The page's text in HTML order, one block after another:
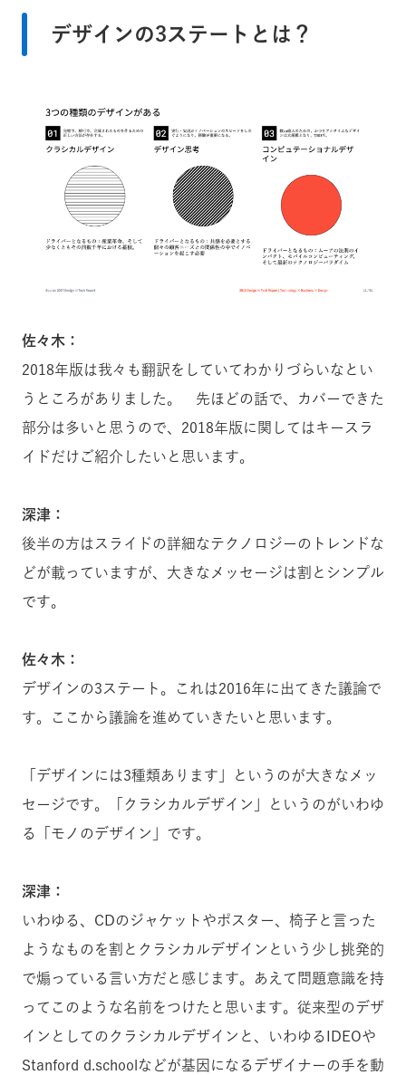
デザインの3ステートとは？
佐々木：
2018年版は我々も翻訳をしていてわかりづらいなとい
うところがありました。 先ほどの話で、カバーできた
部分は多いと思うので、2018年版に関してはキースラ
イドだけご紹介したいと思います。
深津：
後半の方はスライドの詳細なテクノロジーのトレンドな
どが載っていますが、大きなメッセージは割とシンプル
です。
佐々木：
デザインの3ステート。これは2016年に出てきた議論で
す。ここから議論を進めていきたいと思います。
「デザインには3種類あります」というのが大きなメッ
セージです。「クラシカルデザイン」というのがいわゆ
る「モノのデザイン」です。
深津：
いわゆる、CDのジャケットやポスター、椅子と言った
ようなものを割とクラシカルデザインという少し挑発的
で煽っている言い方だと感じます。あえて問題意識を持
ってこのような名前をつけたと思います。従来型のデザ
インとしてのクラシカルデザインと、いわゆるIDEOや
Stanford d.schoolなどが基因になるデザイナーの手を動